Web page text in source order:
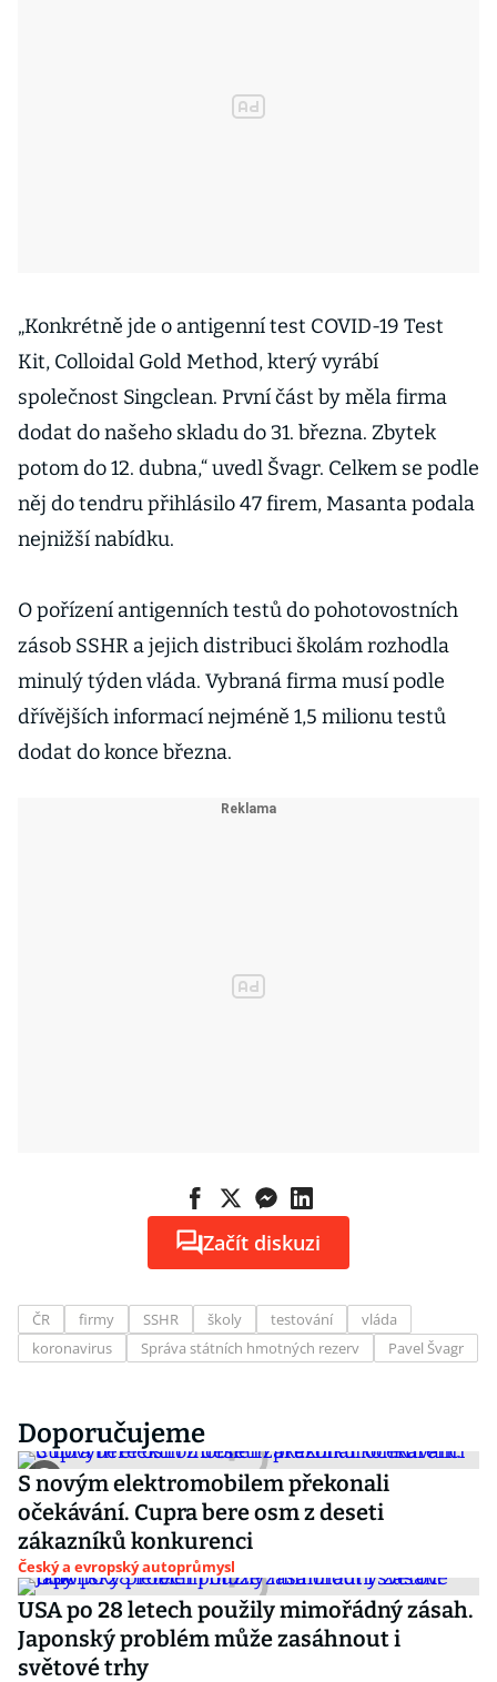
„Konkrétně jde o antigenní test COVID-19 Test
Kit, Colloidal Gold Method, který vyrábí
společnost Singclean. První část by měla firma
dodat do našeho skladu do 31. března. Zbytek
potom do 12. dubna,“ uvedl Švagr. Celkem se podle
něj do tendru přihlásilo 47 firem, Masanta podala
nejnižší nabídku.
O pořízení antigenních testů do pohotovostních
zásob SSHR a jejich distribuci školám rozhodla
minulý týden vláda. Vybraná firma musí podle
dřívějších informací nejméně 1,5 milionu testů
dodat do konce března.
Začít diskuzi
ČR firmy SSHR školy testování
vláda
koronavirus
Správa státních hmotných rezerv Pavel Švagr
Doporučujeme
S novým elektromobilem překonali
očekávání. Cupra bere osm z deseti
zákazníků konkurenci
Český a evropský autoprůmysl
USA po 28 letech použily mimořádný zásah.
Japonský problém může zasáhnout i
světové trhy